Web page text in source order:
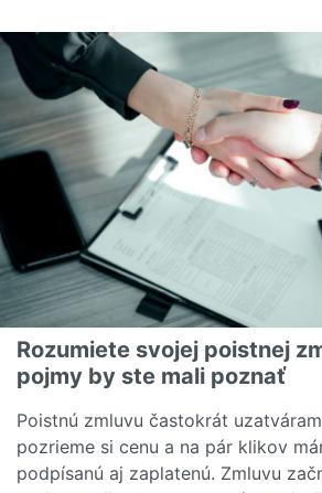
Rozumiete svojej poistnej
pojmy by ste mali poznať
Poistnú zmluvu častokrát
pozrieme si cenu a na pár klikov
podpísanú aj zaplatenú. Zmluvu